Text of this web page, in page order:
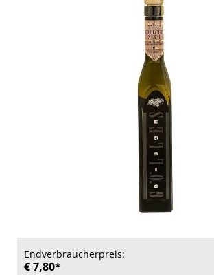
Endverbraucherpreis:
€ 7,80*